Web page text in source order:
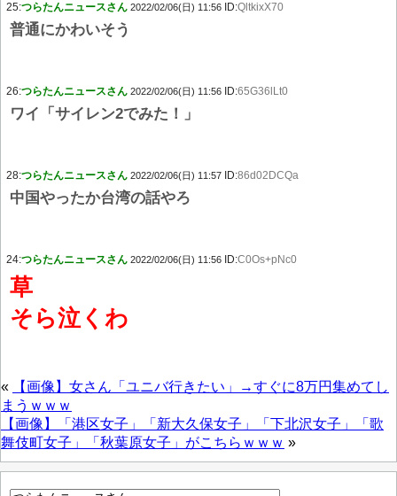
25:つらたんニュースさん 2022/02/06(日) 11:56 ID:QltkixX70
普通にかわいそう
26:つらたんニュースさん 2022/02/06(日) 11:56 ID:65G36lLt0
ワイ「サイレン2でみた！」
28:つらたんニュースさん 2022/02/06(日) 11:57 ID:86d02DCQa
中国やったか台湾の話やろ
24:つらたんニュースさん 2022/02/06(日) 11:56 ID:C0Os+pNc0
草
そら泣くわ
«
【画像】女さん「ユニバ行きたい」→すぐに8万円集めてし
まうｗｗｗ
【画像】「港区女子」「新大久保女子」「下北沢女子」「歌
舞伎町女子」「秋葉原女子」がこちらｗｗｗ »